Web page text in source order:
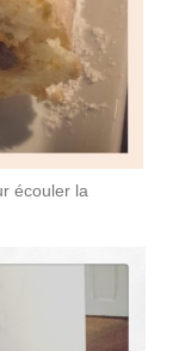
écouler la